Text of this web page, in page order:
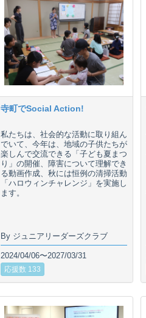
寺町でSocial Action!
私たちは、社会的な活動に取り組ん
でいて、今年は、地域の子供たちが
楽しんで交流できる「子ども夏まつ
り」の開催、障害について理解でき
る動画作成、秋には恒例の清掃活動
「ハロウィンチャレンジ」を実施し
ます。
By ジュニアリーダーズクラブ
2024/04/06〜2027/03/31
応援数 133